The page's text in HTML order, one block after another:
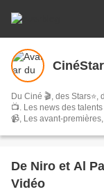
Du Ciné 🎬, des
📺. Les news des talents du cinéma et de la culture. des Interviews 🎤 vidéos
📹, Les avant-premières,
De Niro et Al
Vidéo